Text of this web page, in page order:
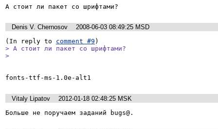
А стоит ли пакет со шрифтами?
Denis V. Chernosov
2008-06-03 08:49:25 MSD
(In reply to comment #9
> А стоит ли пакет со шрифтами?
>
Vitaly Lipatov
2012-01-18 02:48:25 MSK
Больше не поручаем заданий bugs@.